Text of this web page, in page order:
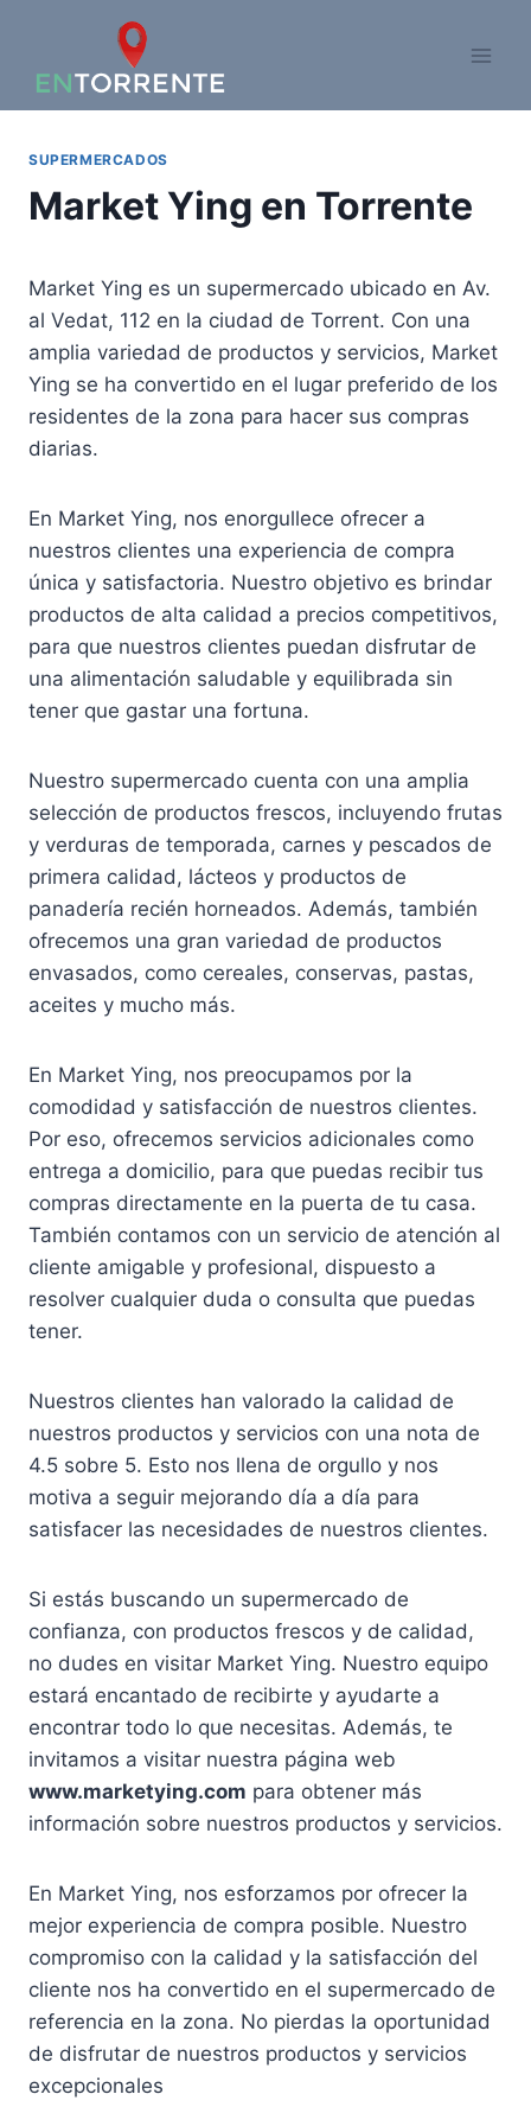
contenido
SUPERMERCADOS
Market Ying en Torrente
Market Ying es un supermercado ubicado en Av.
al Vedat, 112 en la ciudad de Torrent. Con una
amplia variedad de productos y servicios, Market
Ying se ha convertido en el lugar preferido de los
residentes de la zona para hacer sus compras
diarias.
En Market Ying, nos enorgullece ofrecer a
nuestros clientes una experiencia de compra
única y satisfactoria. Nuestro objetivo es brindar
productos de alta calidad a precios competitivos,
para que nuestros clientes puedan disfrutar de
una alimentación saludable y equilibrada sin
tener que gastar una fortuna.
Nuestro supermercado cuenta con una amplia
selección de productos frescos, incluyendo frutas
y verduras de temporada, carnes y pescados de
primera calidad, lácteos y productos de
panadería recién horneados. Además, también
ofrecemos una gran variedad de productos
envasados, como cereales, conservas, pastas,
aceites y mucho más.
En Market Ying, nos preocupamos por la
comodidad y satisfacción de nuestros clientes.
Por eso, ofrecemos servicios adicionales como
entrega a domicilio, para que puedas recibir tus
compras directamente en la puerta de tu casa.
También contamos con un servicio de atención al
cliente amigable y profesional, dispuesto a
resolver cualquier duda o consulta que puedas
tener.
Nuestros clientes han valorado la calidad de
nuestros productos y servicios con una nota de
4.5 sobre 5. Esto nos llena de orgullo y nos
motiva a seguir mejorando día a día para
satisfacer las necesidades de nuestros clientes.
Si estás buscando un supermercado de
confianza, con productos frescos y de calidad,
no dudes en visitar Market Ying. Nuestro equipo
estará encantado de recibirte y ayudarte a
encontrar todo lo que necesitas. Además, te
invitamos a visitar nuestra página web
www.marketying.com para obtener más
información sobre nuestros productos y servicios.
En Market Ying, nos esforzamos por ofrecer la
mejor experiencia de compra posible. Nuestro
compromiso con la calidad y la satisfacción del
cliente nos ha convertido en el supermercado de
referencia en la zona. No pierdas la oportunidad
de disfrutar de nuestros productos y servicios
excepcionales